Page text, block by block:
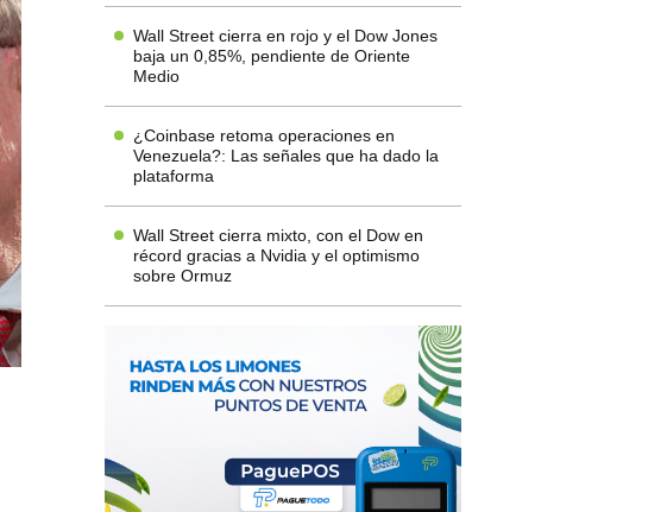
Wall Street cierra en rojo y el Dow Jones
baja un 0,85%, pendiente de Oriente
Medio
¿Coinbase retoma operaciones en
Venezuela?: Las señales que ha dado la
plataforma
Wall Street cierra mixto, con el Dow en
récord gracias a Nvidia y el optimismo
sobre Ormuz